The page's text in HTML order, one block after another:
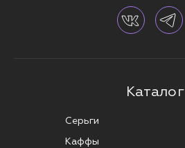
Каталог
Серьги
Каффы